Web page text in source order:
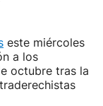
este miércoles
a los
octubre tras la